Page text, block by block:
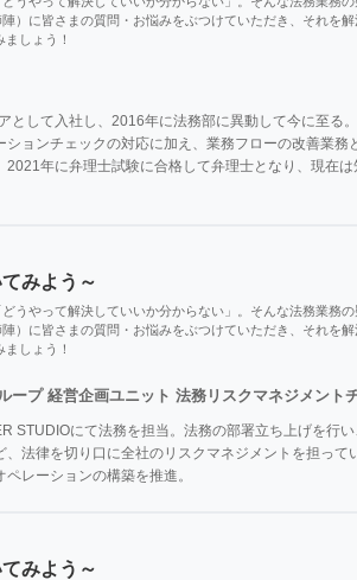
）に皆さまの質問・お悩みをぶつけていただき、それを
しょう！
して入社し、2016年に法務部に異動して今に至る。
ョンチェックの対応に加え、業務フローの改善業務
年に弁理士試験に合格して弁理士となり、現在
みよう～
うやって解決していいか分からない」。そんな法務業務
）に皆さまの質問・お悩みをぶつけていただき、それを
しょう！
ープ 経営企画ユニット 法務リスクマネジメント
STUDIOにて法務を担当。法務の部署立ち上げを行
法律を切り口に全社のリスクマネジメントを担って
レーションの構築を推進。
みよう～